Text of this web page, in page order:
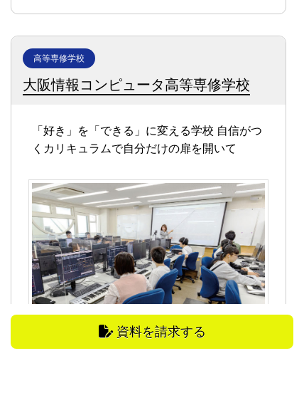
資料を請求する
高等専修学校
大阪情報コンピュータ高等専修学校
「好き」を「できる」に変える学校 自信がつ
くカリキュラムで自分だけの扉を開いて